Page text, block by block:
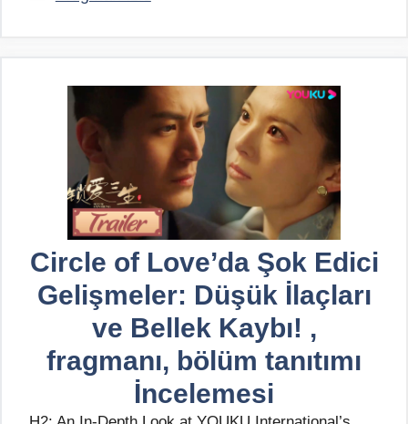
Circle of Love’da Şok Edici
Gelişmeler: Düşük İlaçları
ve Bellek Kaybı! ,
fragmanı, bölüm tanıtımı
İncelemesi